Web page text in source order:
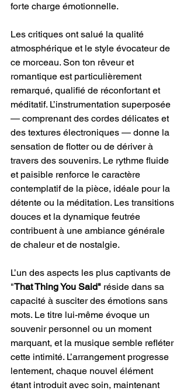
forte charge émotionnelle.
Les critiques ont salué la qualité
atmosphérique et le style évocateur de
ce morceau. Son ton rêveur et
romantique est particulièrement
remarqué, qualifié de réconfortant et
méditatif. L’instrumentation superposée
— comprenant des cordes délicates et
des textures électroniques — donne la
sensation de flotter ou de dériver à
travers des souvenirs. Le rythme fluide
et paisible renforce le caractère
contemplatif de la pièce, idéale pour la
détente ou la méditation. Les transitions
douces et la dynamique feutrée
contribuent à une ambiance générale
de chaleur et de nostalgie.
L’un des aspects les plus captivants de
"That Thing You Said" réside dans sa
capacité à susciter des émotions sans
mots. Le titre lui-même évoque un
souvenir personnel ou un moment
marquant, et la musique semble refléter
cette intimité. L’arrangement progresse
lentement, chaque nouvel élément
étant introduit avec soin, maintenant